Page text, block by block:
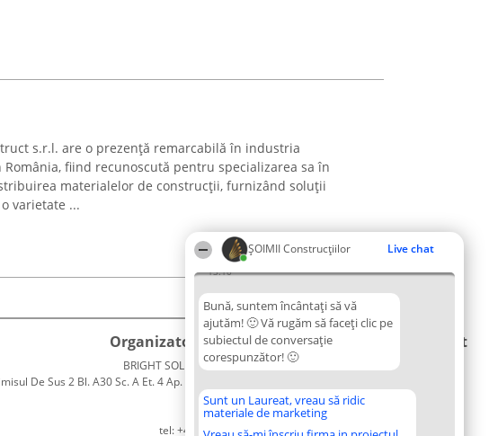
ȘOIMII Construcțiilor Live chat
13:10
Bună, suntem încântați să vă
ajutăm! 🙂 Vă rugăm să faceți clic pe
subiectul de conversație
corespunzător! 🙂
Sunt un Laureat, vreau să ridic
materiale de marketing
s.r.l. are o prezență remarcabilă în industria
fiind recunoscută pentru specializarea sa în
materialelor de construcții, furnizând soluții
varietate ...
Organizator Ranking
BRIGHT SOLUTIONS BR SRL
De Sus 2 Bl. A30 Sc. A Et. 4 Ap. 13 Cod 061952
București
CUI 36737675
tel: +40 770 990 492
Plebiscyt
Tuturor
Laureaților
Reguli
Contact